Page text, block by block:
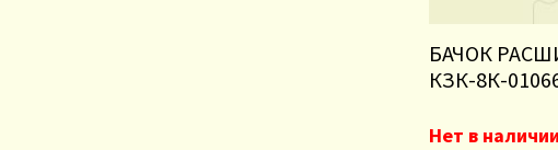
БАЧОК
КЗК-8К-
Нет в наличии